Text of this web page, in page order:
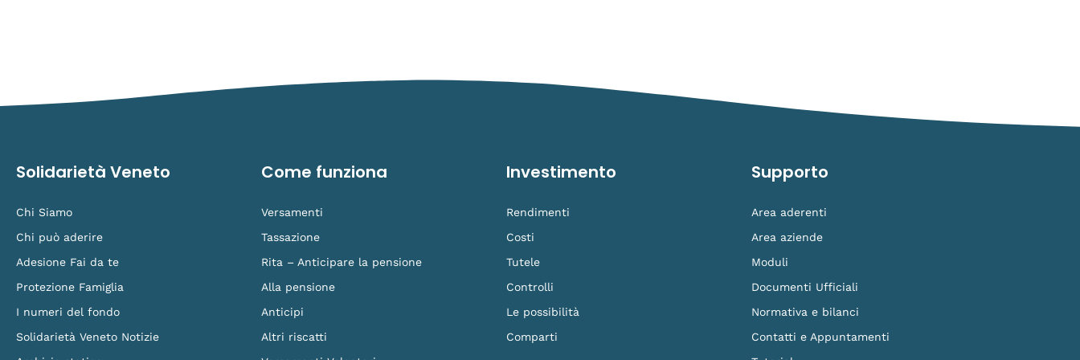
Solidarietà Veneto
Chi Siamo
Chi può aderire
Adesione Fai da te
Protezione Famiglia
I numeri del fondo
Solidarietà Veneto Notizie
Come funziona
Versamenti
Tassazione
Rita – Anticipare la pensione
Alla pensione
Anticipi
Altri riscatti
Investimento
Rendimenti
Costi
Tutele
Controlli
Le possibilità
Comparti
Supporto
Area aderenti
Area aziende
Moduli
Documenti Ufficiali
Normativa e bilanci
Contatti e Appuntamenti